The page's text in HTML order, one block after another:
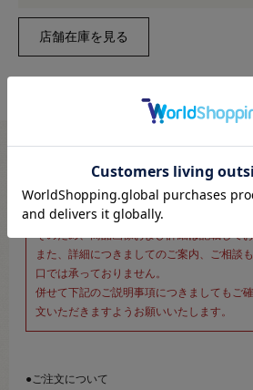
※新宿オカダヤ本店お取り扱い商品の
こちらのページは、店頭にてあらかじめ商
をご確認いただいた上でご注文いただけるペ
また、詳細につきましてのご案内、ご相談
口では承っておりません。
併せて下記のご説明事項につきましてもご
文いただきますようお願いいたします。
●ご注文について